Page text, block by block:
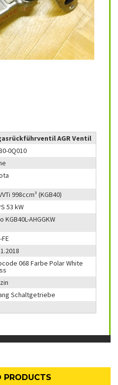
AGR Ventil
0Q010
998ccm³ (KGB40)
53 kW
KGB40L-AHGGKW
FE
068 Farbe Polar White
Schaltgetriebe
PRODUCTS